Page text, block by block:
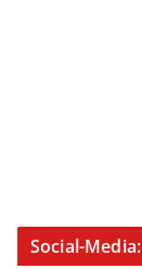
Social-Media: